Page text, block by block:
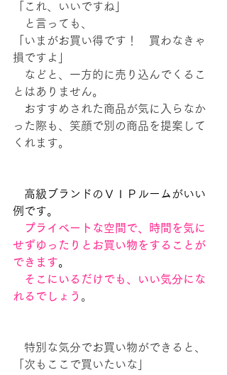
「これ、いいですね」
と言っても、
「いまがお買い得です！　買わなきゃ
損ですよ」
などと、一方的に売り込んでくるこ
とはありません。
おすすめされた商品が気に入らなか
った際も、笑顔で別の商品を提案して
くれます。
高級ブランドのＶＩＰルームがいい
例です。
プライベートな空間で、時間を気に
せずゆったりとお買い物をすることが
できます。
そこにいるだけでも、いい気分にな
れるでしょう 。
特別な気分でお買い物ができると、
「次もここで買いたいな」